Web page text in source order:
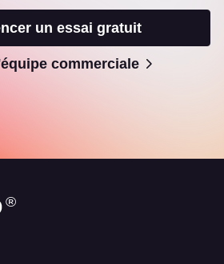
un essai gratuit
commerciale
®